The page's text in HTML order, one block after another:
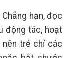
hạn, đọc
động tác, hoạt
nên trẻ chỉ các